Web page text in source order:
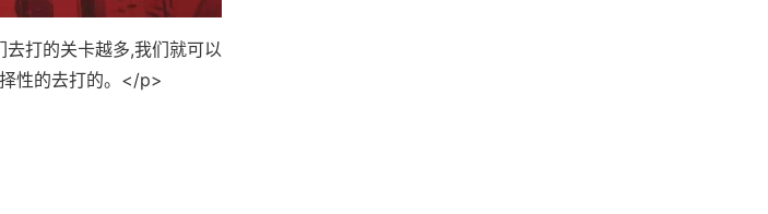
打的关卡越多,我们就可以
性的去打的。</p>